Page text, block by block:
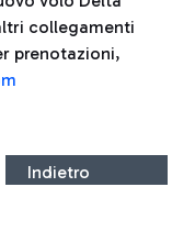
collegamenti
prenotazioni,
Indietro